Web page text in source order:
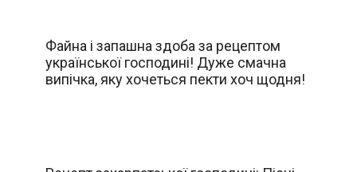
Файна і запашна здоба за рецептом
української господині! Дуже смачна
випічка, яку хочеться пекти хоч щодня!